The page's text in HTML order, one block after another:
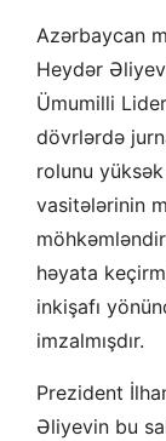
Azərbaycan
Heydər
Ümumilli
dövrlərdə
rolunu
vasitələrinin
həyata
inkişafı
imzalmışdır.
Prezident
Əliyevin bu